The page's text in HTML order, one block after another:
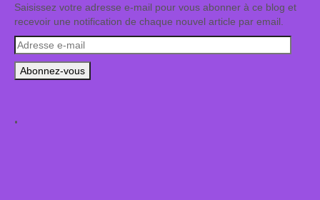
Saisissez votre adresse e-mail pour vous abonner à ce blog et
recevoir une notification de chaque nouvel article par email.
Adresse
e-
mail
.